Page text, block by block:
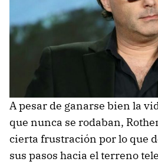
A pesar de ganarse bien la
que nunca se rodaban,
cierta frustración por lo que
sus pasos hacia el terreno